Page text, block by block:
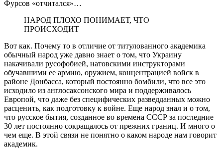
Фурсов «отчитался»…
НАРОД ПЛОХО ПОНИМАЕТ, ЧТО
ПРОИСХОДИТ
Вот как. Почему то в отличие от титулованного академика
обычный народ уже давно знает о том, что Украину
накачивали русофобией, натовскими инструкторами
обучавшими ее армию, оружием, концентрацией войск в
районе Донбасса, который постоянно бомбили, что все это
исходило из англосаксонского мира и поддерживалось
Европой, что даже без специфических разведданных можно
расценить, как подготовку к войне. Еще народ знал и о том,
что русское бытия, созданное во времена СССР за последние
30 лет постоянно сокращалось от прежних границ. И много о
чем еще. В этой связи не понятно о каком народе нам говорит
академик.